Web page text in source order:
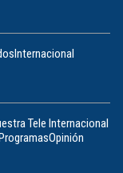
Internacional
Tele Internacional
Opinión